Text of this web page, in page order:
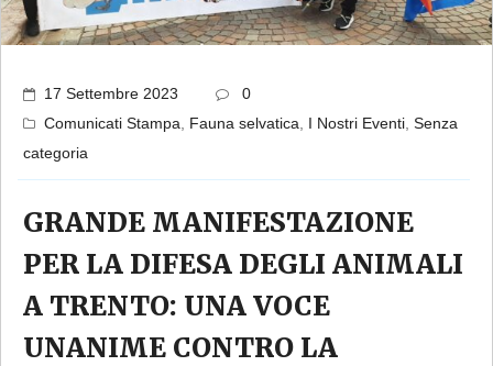
17 Settembre 2023
0
Comunicati Stampa
Fauna selvatica I Nostri Eventi Senza
categoria
GRANDE MANIFESTAZIONE
PER LA DIFESA DEGLI ANIMALI
A TRENTO: UNA VOCE
UNANIME CONTRO LA